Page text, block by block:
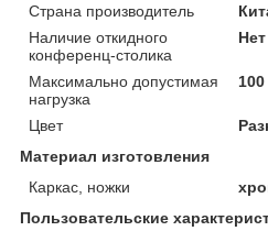
Страна производитель
Наличие откидного
конференц-столика
Нет
Максимально допустимая
нагрузка
100
Цвет
Материал изготовления
Каркас, ножки
Пользовательские